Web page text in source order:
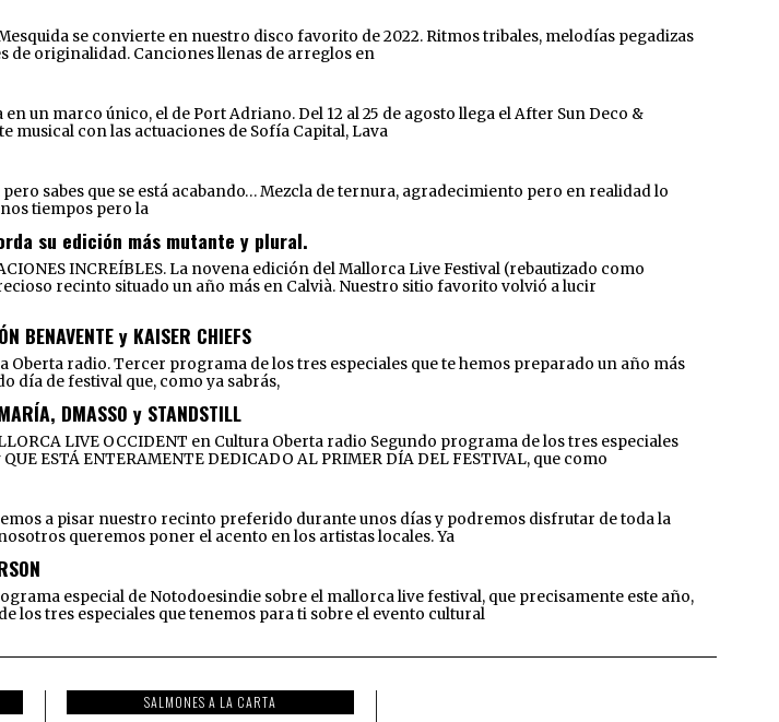
se convierte en nuestro disco favorito de 2022. Ritmos tribales, melodías pegadizas
de originalidad. Canciones llenas de arreglos en
un marco único, el de Port Adriano. Del 12 al 25 de agosto llega el After Sun Deco &
con las actuaciones de Sofía Capital, Lava
sabes que se está acabando… Mezcla de ternura, agradecimiento pero en realidad lo
tiempos pero la
su edición más mutante y plural.
INCREÍBLES. La novena edición del Mallorca Live Festival (rebautizado como
recinto situado un año más en Calvià. Nuestro sitio favorito volvió a lucir
BENAVENTE y KAISER CHIEFS
Oberta radio. Tercer programa de los tres especiales que te hemos preparado un año más
día de festival que, como ya sabrás,
DMASSO y STANDSTILL
LIVE OCCIDENT en Cultura Oberta radio Segundo programa de los tres especiales
ESTÁ ENTERAMENTE DEDICADO AL PRIMER DÍA DEL FESTIVAL, que como
a pisar nuestro recinto preferido durante unos días y podremos disfrutar de toda la
queremos poner el acento en los artistas locales. Ya
especial de Notodoesindie sobre el mallorca live festival, que precisamente este año,
los tres especiales que tenemos para ti sobre el evento cultural
SALMONES A LA CARTA